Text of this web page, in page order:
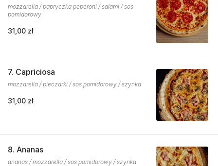
mozzarella / papryczka peperoni / salami / sos
pomidorowy
31,00 zł
7. Capriciosa
mozzarella / pieczarki / sos pomidorowy / szynka
31,00 zł
8. Ananas
ananas / mozzarella / sos pomidorowy / szynka